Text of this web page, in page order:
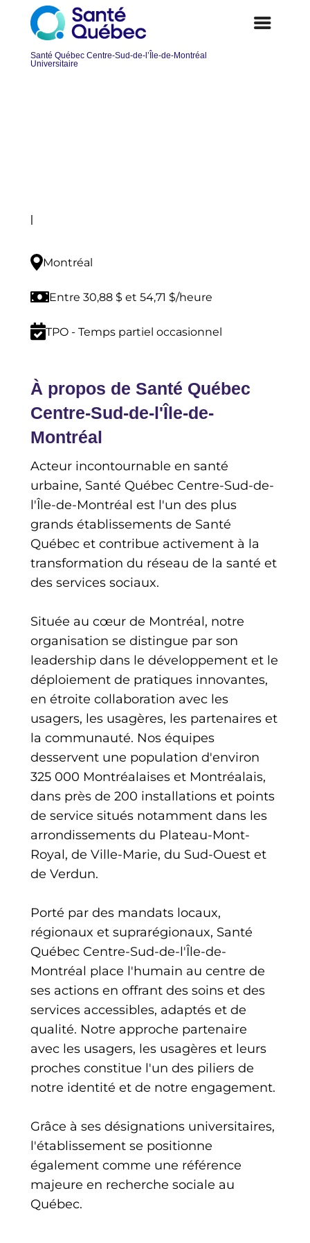
Montréal
Entre 30,88 $ et 54,71 $/heure
TPO - Temps partiel occasionnel
À propos de Santé Québec
Centre-Sud-de-l'Île-de-
Montréal
Acteur incontournable en santé
urbaine, Santé Québec Centre-Sud-de-
l'Île-de-Montréal est l'un des plus
grands établissements de Santé
Québec et contribue activement à la
transformation du réseau de la santé et
des services sociaux.
Située au cœur de Montréal, notre
organisation se distingue par son
leadership dans le développement et le
déploiement de pratiques innovantes,
en étroite collaboration avec les
usagers, les usagères, les partenaires et
la communauté. Nos équipes
desservent une population d'environ
325 000 Montréalaises et Montréalais,
dans près de 200 installations et points
de service situés notamment dans les
arrondissements du Plateau-Mont-
Royal, de Ville-Marie, du Sud-Ouest et
de Verdun.
Porté par des mandats locaux,
régionaux et suprarégionaux, Santé
Québec Centre-Sud-de-l'Île-de-
Montréal place l'humain au centre de
ses actions en offrant des soins et des
services accessibles, adaptés et de
qualité. Notre approche partenaire
avec les usagers, les usagères et leurs
proches constitue l'un des piliers de
notre identité et de notre engagement.
Grâce à ses désignations universitaires,
l'établissement se positionne
également comme une référence
majeure en recherche sociale au
Québec.